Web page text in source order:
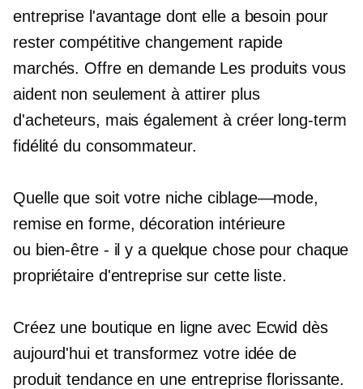
entreprise l'avantage dont elle a besoin pour
rester compétitivechangement rapide
marchés. Offre en demandeLes produits vous
aident non seulement à attirer plus
d'acheteurs, mais également à créer long-term
fidélité du consommateur.
Quelle que soit votre nicheciblage—mode,
remise en forme, décoration intérieure
ou bien-être - il y aquelque chose pour chaque
propriétaire d'entreprise sur cette liste.
Créez une boutique en ligne avec Ecwid dès
aujourd'hui et transformez votre idée de
produit tendance en une entreprise florissante.